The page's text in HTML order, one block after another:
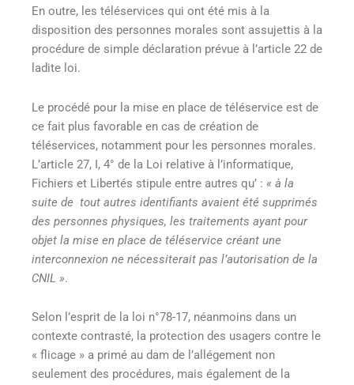
En outre, les téléservices qui ont été mis à la
disposition des personnes morales sont assujettis à la
procédure de simple déclaration prévue à l’article 22 de
ladite loi.
Le procédé pour la mise en place de téléservice est de
ce fait plus favorable en cas de création de
téléservices, notamment pour les personnes morales.
L’article 27, I, 4° de la Loi relative à l’informatique,
Fichiers et Libertés stipule entre autres qu’ : « à la
suite de tout autres identifiants avaient été supprimés
des personnes physiques, les traitements ayant pour
objet la mise en place de téléservice créant une
interconnexion ne nécessiterait pas l’autorisation de la
CNIL ».
Selon l’esprit de la loi n°78-17, néanmoins dans un
contexte contrasté, la protection des usagers contre le
« flicage » a primé au dam de l’allégement non
seulement des procédures, mais également de la